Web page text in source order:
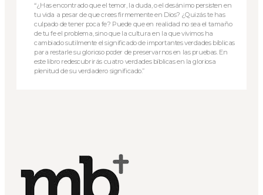
“¿Has encontrado que el temor, la duda, o el desánimo persisten en
tu vida a pesar de que crees firmemente en Dios? ¿Quizás te has
culpado de tener poca fe? Puede que en realidad no sea el tamaño
de tu fe el problema, sino que la cultura en la que vivimos ha
cambiado sutilmente el significado de importantes verdades bíblicas
para restarle su glorioso poder de preservarnos en las pruebas. En
este libro redescubrirás cuatro verdades bíblicas en la gloriosa
plenitud de su verdadero significado.”